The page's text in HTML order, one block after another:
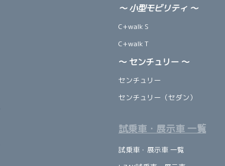
～ 小型モビリティ ～
C+walk S
C+walk T
～ センチュリー ～
センチュリー
センチュリー（セダン）
試乗車・展示車 一覧
試乗車・展示車 一覧